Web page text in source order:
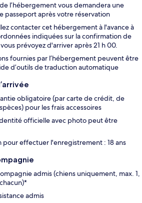
l’hébergement vous demandera une
passeport après votre réservation
contacter cet hébergement à l'avance à
indiquées sur la confirmation de
prévoyez d'arriver après 21 h 00.
fournies par l’hébergement peuvent être
d’outils de traduction automatique
obligatoire (par carte de crédit, de
pour les frais accessoires
officielle avec photo peut être
pour effectuer l'enregistrement : 18 ans
admis (chiens uniquement, max. 1,
admis